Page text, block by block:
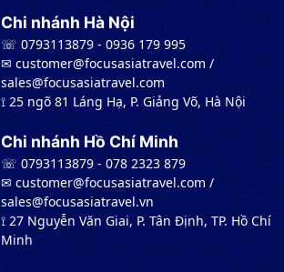
Chi nhánh Hà Nội
☏ 0793113879 - 0936 179 995
✉︎ customer@focusasiatravel.com /
sales@focusasiatravel.com
⟟ 25 ngõ 81 Láng Hạ, P. Giảng Võ, Hà Nội
Chi nhánh Hồ Chí Minh
☏ 0793113879 - 078 2323 879
✉︎ customer@focusasiatravel.com /
sales@focusasiatravel.vn
⟟ 27 Nguyễn Văn Giai, P. Tân Định, TP. Hồ Chí
Minh